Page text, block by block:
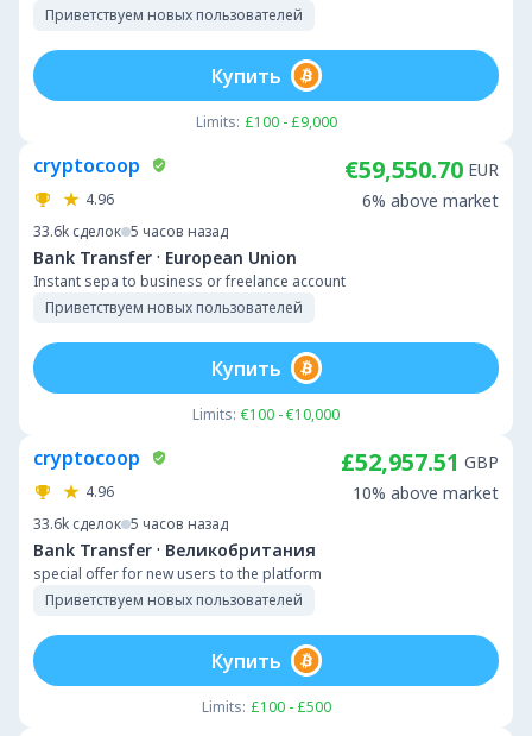
Приветствуем новых пользователей
Limits: £100 - £9,000
Купить
cryptocoop
4.96
33.6k сделок 5 часов назад
Bank Transfer · European Union
Instant sepa to business or freelance account
Приветствуем новых пользователей
€59,550.70 EUR
6% above market
Limits: €100 - €10,000
Купить
cryptocoop
4.96
33.6k сделок 5 часов назад
Bank Transfer · Великобритания
special offer for new users to the platform
Приветствуем новых пользователей
£52,957.51 GBP
10% above market
Limits: £100 - £500
Купить